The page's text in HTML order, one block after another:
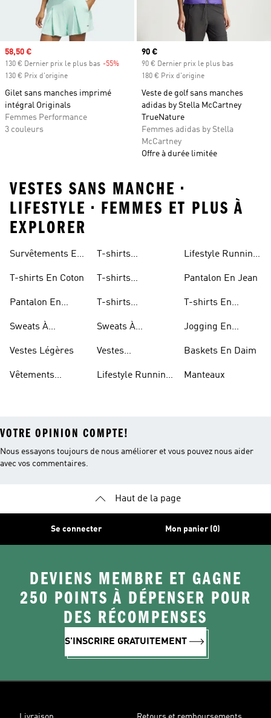
Prix soldé
58,50 €
130 € Dernier prix le plus bas -55%
130 € Prix d'origine
Gilet sans manches imprimé
intégral Originals
Femmes Performance
3 couleurs
Prix actuel
90 €
90 € Dernier prix le plus bas
180 € Prix d'origine
Veste de golf sans manches
adidas by Stella McCartney
TrueNature
Femmes adidas by Stella
McCartney
Offre à durée limitée
VESTES SANS MANCHE •
LIFESTYLE • FEMMES ET PLUS À
EXPLORER
Survêtements En
T-shirts En Coton
Pantalon En
Sweats À
Vestes Légères
Vêtements
T-shirts
Hommes
T-shirts
Femmes
T-shirts
Enfants
Sweats À
Vestes
Lifestyle Running
Lifestyle Running
Pantalon En Jean
T-shirts En
Jogging En
Baskets En Daim
Manteaux
VOTRE OPINION COMPTE!
Nous essayons toujours de nous améliorer et vous pouvez nous aider
avec vos commentaires.
Haut de la page
Se connecter Mon panier (0)
DEVIENS MEMBRE ET GAGNE
250 POINTS À DÉPENSER POUR
DES RÉCOMPENSES
S'INSCRIRE GRATUITEMENT